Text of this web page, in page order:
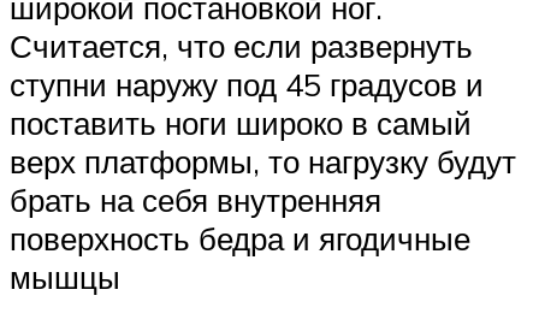
Считается, что если развернуть
ступни наружу под 45 градусов и
поставить ноги широко в самый
верх платформы, то нагрузку будут
брать на себя внутренняя
поверхность бедра и ягодичные
мышцы